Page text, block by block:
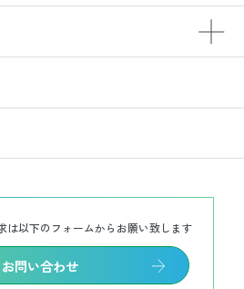
は以下のフォームからお願い致します
お問い合わせ